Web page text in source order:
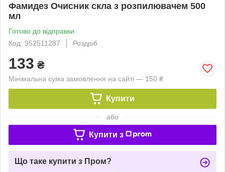
Фамидез Очисник скла з розпилювачем 500
мл
Готово до відправки
Код: 952511287
Роздріб
133 ₴
Мінімальна сума замовлення на сайті — 150 ₴
Купити
або
Купити з
Що таке купити з Пром?